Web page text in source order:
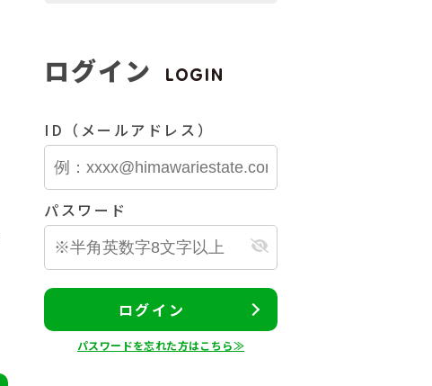
ログイン LOGIN
ID（メールアドレス）
パスワード
ログイン
パスワードを忘れた方はこちら≫